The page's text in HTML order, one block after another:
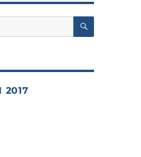
SEARCH
2017